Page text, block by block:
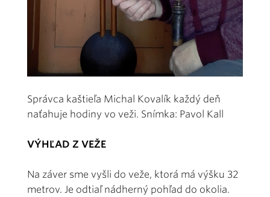
Správca kaštieľa Michal Kovalík každý deň
naťahuje hodiny vo veži. Snímka: Pavol Kall
VÝHĽAD Z VEŽE
Na záver sme vyšli do veže, ktorá má výšku 32
metrov. Je odtiaľ nádherný pohľad do okolia.